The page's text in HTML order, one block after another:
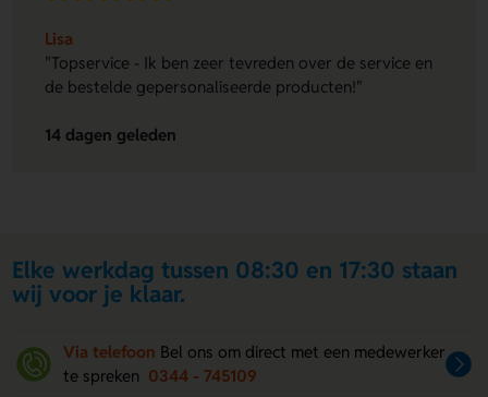
Lisa
"Topservice - Ik ben zeer tevreden over de service en
de bestelde gepersonaliseerde producten!"
14 dagen geleden
Elke werkdag tussen 08:30 en 17:30 staan
wij voor je klaar.
Via telefoon Bel ons om direct met een medewerker
te spreken 0344 - 745109